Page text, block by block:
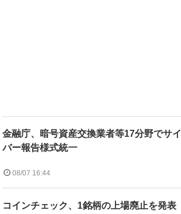
金融庁、暗号資産交換業者等17分野でサイ
バー報告様式統一
08/07 16:44
コインチェック、1銘柄の上場廃止を発表